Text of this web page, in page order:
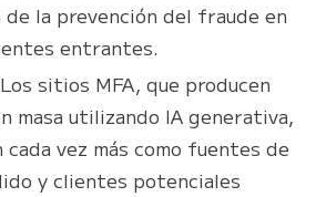
la prevención del fraude en
entrantes.
sitios MFA, que producen
masa utilizando IA generativa,
vez más como fuentes de
y clientes potenciales